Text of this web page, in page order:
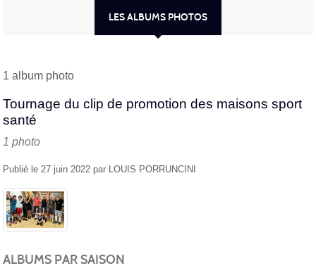
LES ALBUMS PHOTOS
1 album photo
Tournage du clip de promotion des maisons sport
santé
1 photo
Publié le 27 juin 2022 par LOUIS PORRUNCINI
ALBUMS PAR SAISON